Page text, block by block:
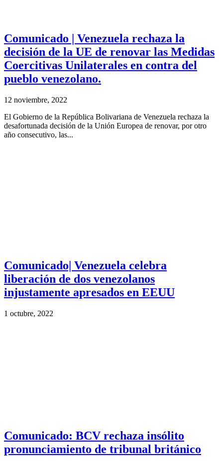
Comunicado | Venezuela rechaza la
decisión de la UE de renovar las Medidas
Coercitivas Unilaterales en contra del
pueblo venezolano.
12 noviembre, 2022
El Gobierno de la República Bolivariana de Venezuela rechaza la
desafortunada decisión de la Unión Europea de renovar, por otro
año consecutivo, las...
Comunicado| Venezuela celebra
liberación de dos venezolanos
injustamente apresados en EEUU
1 octubre, 2022
Comunicado: BCV rechaza insólito
pronunciamiento de tribunal británico